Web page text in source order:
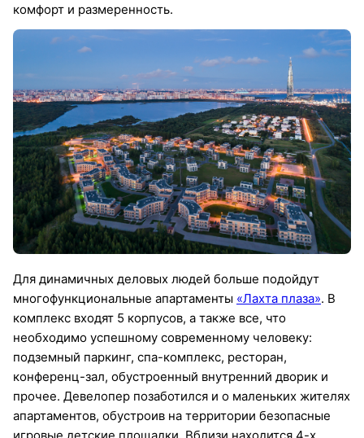
комфорт и размеренность.
Для динамичных деловых людей больше подойдут
многофункциональные апартаменты «Лахта плаза». В
комплекс входят 5 корпусов, а также все, что
необходимо успешному современному человеку:
подземный паркинг, спа-комплекс, ресторан,
конференц-зал, обустроенный внутренний дворик и
прочее. Девелопер позаботился и о маленьких жителях
апартаментов, обустроив на территории безопасные